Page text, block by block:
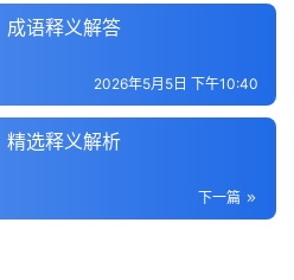
成语释义解答
2026年5月5日 下午10:40
精选释义解析
下一篇